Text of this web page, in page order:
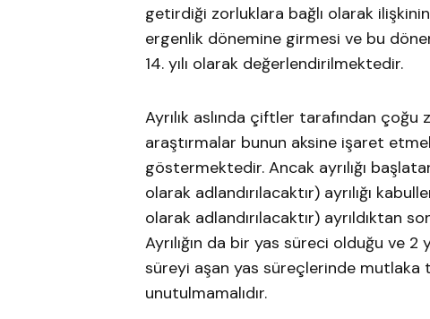
getirdiği zorluklara bağlı olarak
ergenlik dönemine girmesi ve bu
14. yılı olarak değerlendirilmektedir.
Ayrılık aslında çiftler tarafından
araştırmalar bunun aksine işaret
göstermektedir. Ancak ayrılığı
olarak adlandırılacaktır) ayrılığı
olarak adlandırılacaktır) ayrıldıktan
Ayrılığın da bir yas süreci olduğu ve 2
süreyi aşan yas süreçlerinde mutlaka
unutulmamalıdır.